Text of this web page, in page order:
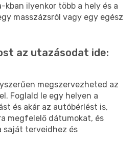
kban ilyenkor több a hely és a
masszázsról vagy egy egész
az utazásodat ide:
megszervezheted az
Foglald le egy helyen a
és akár az autóbérlést is,
megfelelő dátumokat, és
saját terveidhez és